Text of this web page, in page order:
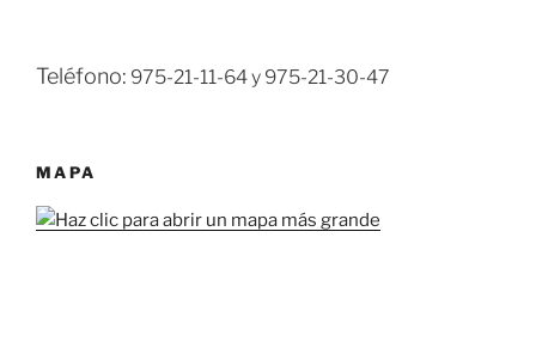
Teléfono: 975-21-11-64 y 975-21-30-47
MAPA